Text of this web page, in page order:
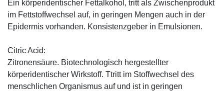
Ein körperidentischer Fettalkohol, tritt als Zwischenprodukt
im Fettstoffwechsel auf, in geringen Mengen auch in der
Epidermis vorhanden. Konsistenzgeber in Emulsionen.
Citric Acid:
Zitronensäure. Biotechnologisch hergestellter
körperidentischer Wirkstoff. Ttritt im Stoffwechsel des
menschlichen Organismus auf und ist in geringen